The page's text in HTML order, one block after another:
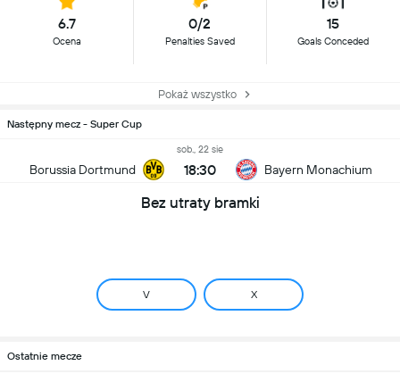
6.7
Ocena
0/2
Penalties Saved
15
Goals Conceded
Pokaż wszystko
Następny mecz - Super Cup
Borussia Dortmund
sob., 22 sie
18:30 Bayern Monachium
Bez utraty bramki
V X
Ostatnie mecze